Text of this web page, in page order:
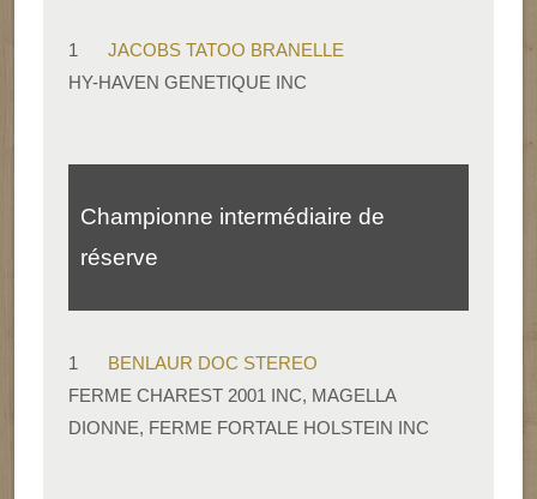
1
JACOBS TATOO BRANELLE
HY-HAVEN GENETIQUE INC
Championne intermédiaire de
réserve
1
BENLAUR DOC STEREO
FERME CHAREST 2001 INC, MAGELLA
DIONNE, FERME FORTALE HOLSTEIN INC